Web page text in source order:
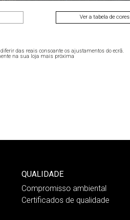
Ver a tabela de cores
das reais consoante os ajustamentos do ecrã.
na sua loja mais próxima
QUALIDADE
Compromisso ambiental
Certificados de qualidade